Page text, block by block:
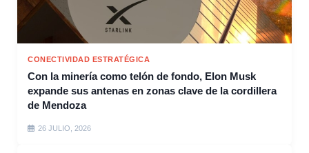
CONECTIVIDAD ESTRATÉGICA
Con la minería como telón de fondo, Elon Musk
expande sus antenas en zonas clave de la cordillera
de Mendoza
26 JULIO, 2026